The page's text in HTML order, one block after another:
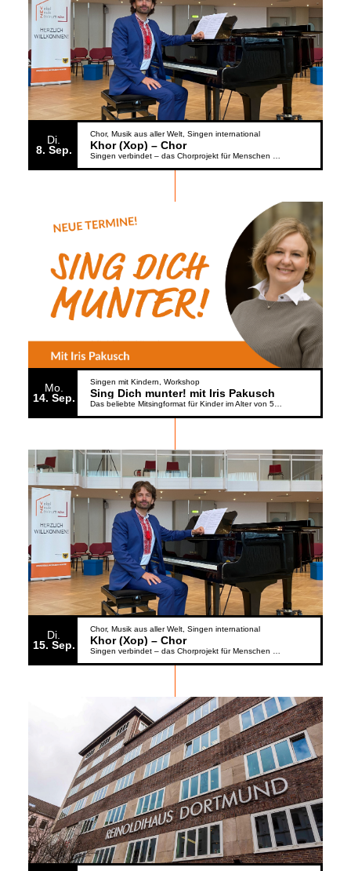
Di.
8 Sep.
Chor Musik aus aller Welt Singen international
Khor (Xop) – Chor
Singen verbindet – das Chorprojekt für Menschen aus der Ukraine
Mo.
14 Sep.
Singen mit Kindern Workshop
Sing Dich munter! mit Iris Pakusch
Das beliebte Mitsingformat für Kinder im Alter von 5 bis 6 Jahren geht weiter
Di.
15 Sep.
Chor Musik aus aller Welt Singen international
Khor (Xop) – Chor
Singen verbindet – das Chorprojekt für Menschen aus der Ukraine